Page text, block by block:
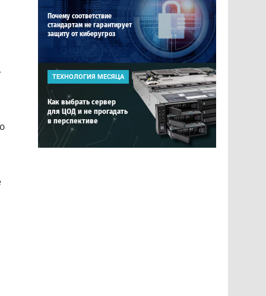
Почему соответствие
стандартам не гарантирует
защиту от киберугроз
ТЕХНОЛОГИЯ МЕСЯЦА
Как выбрать сервер
для ЦОД и не прогадать
в перспективе